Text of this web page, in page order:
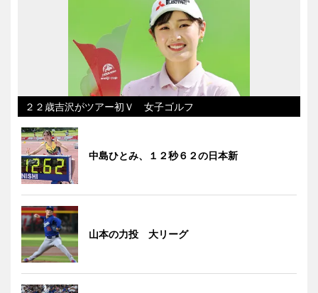
２２歳吉沢がツアー初Ｖ 女子ゴルフ
中島ひとみ、１２秒６２の日本新
山本の力投 大リーグ